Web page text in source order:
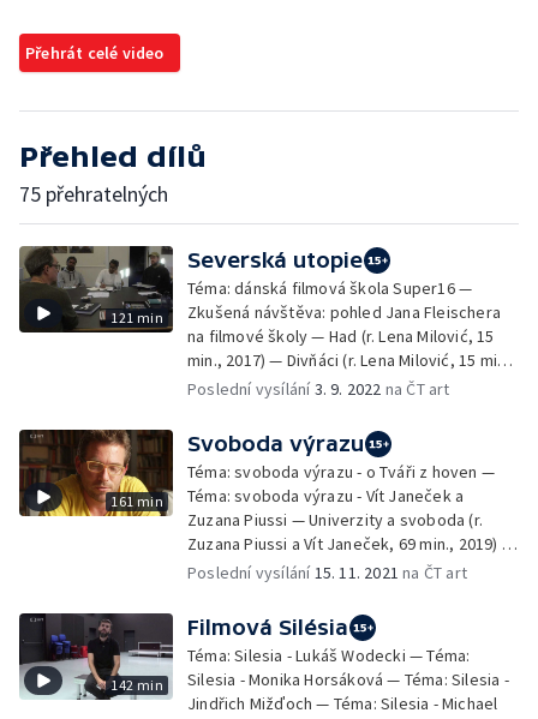
Přehrát celé video
Přehled dílů
75 přehratelných
121 min
Severská utopie
Téma: dánská filmová škola Super16 —
Zkušená návštěva: pohled Jana Fleischera
na filmové školy — Had (r. Lena Milović, 15
min., 2017) — Divňáci (r. Lena Milović, 15 min.,
2019) — Co dělat, když vlaky projíždí (r. Karl
Poslední vysílání3. 9. 2022 na ČT art
161 min
Svoboda výrazu
Téma: svoboda výrazu - o Tváři z hoven —
Téma: svoboda výrazu - Vít Janeček a
Zuzana Piussi — Univerzity a svoboda (r.
Zuzana Piussi a Vít Janeček, 69 min., 2019) —
Výmet (r. Zuzana Piussi, 22 min., 2003) — Tvář
Poslední vysílání15. 11. 2021 na ČT art
142 min
Filmová Silésia
Téma: Silesia - Lukáš Wodecki — Téma:
Silesia - Monika Horsáková — Téma: Silesia -
Jindřich Mižďoch — Téma: Silesia - Michael